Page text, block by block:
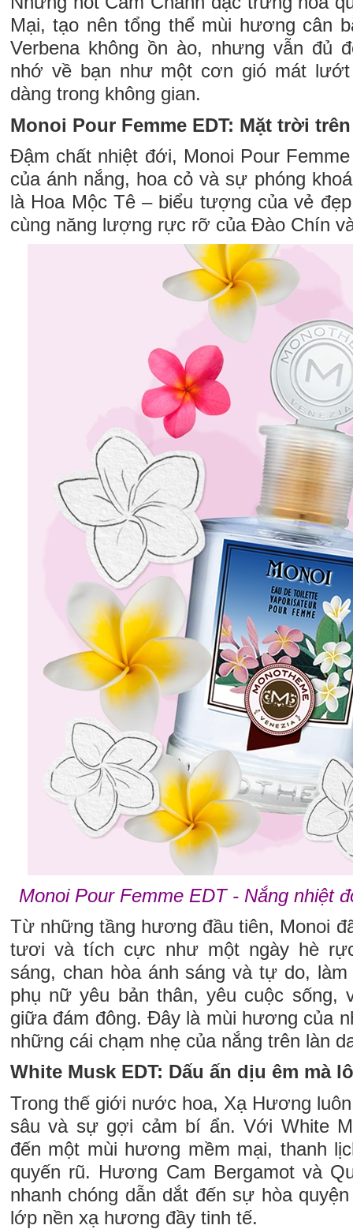
Mại, tạo nên tổng thể mùi hương cân
Verbena không ồn ào, nhưng vẫn đủ
nhớ về bạn như một cơn gió mát
dàng trong không gian.
Monoi Pour Femme EDT: Mặt trời
Đậm chất nhiệt đới, Monoi Pour
của ánh nắng, hoa cỏ và sự phóng
là Hoa Mộc Tê – biểu tượng của vẻ
cùng năng lượng rực rỡ của Đào Chín
Monoi Pour Femme EDT - Nắng nhiệt
Từ những tầng hương đầu tiên, Monoi
tươi và tích cực như một ngày hè
sáng, chan hòa ánh sáng và tự do,
phụ nữ yêu bản thân, yêu cuộc sống,
giữa đám đông. Đây là mùi hương của
những cái chạm nhẹ của nắng trên làn
White Musk EDT: Dấu ấn dịu êm mà
Trong thế giới nước hoa, Xạ Hương
sâu và sự gợi cảm bí ẩn. Với White
đến một mùi hương mềm mại, thanh
quyến rũ. Hương Cam Bergamot và
nhanh chóng dẫn dắt đến sự hòa
lớp nền xạ hương đầy tinh tế.